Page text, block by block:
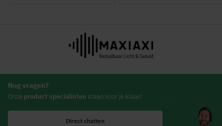
Nog vragen?
Onze product specialisten staan voor je klaar!
Direct chatten